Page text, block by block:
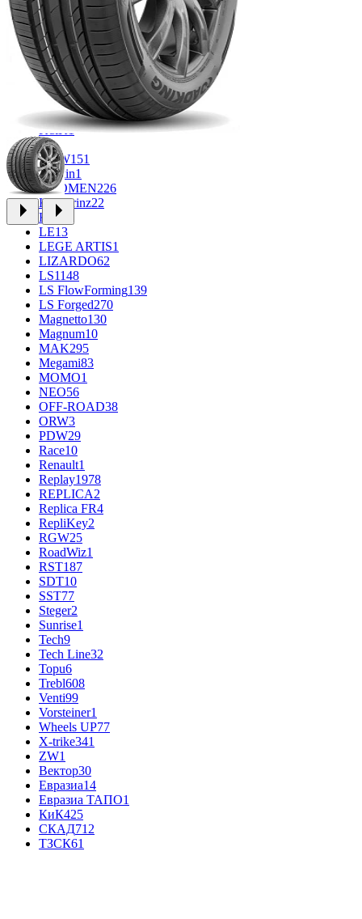
FF34
GR 71
Grizzly3
iFree1004
iFree Original
Ikon1
INFORGED1
IVR1
K&K1
K72
KDW151
Keskin1
KHOMEN226
Kronprinz22
KT23
LE13
LEGE ARTIS1
LIZARDO62
LS1148
LS FlowForming139
LS Forged270
Magnetto130
Magnum10
MAK295
Megami83
MOMO1
NEO56
OFF-ROAD38
ORW3
PDW29
Race10
Renault1
Replay1978
REPLICA2
Replica FR4
RepliKey2
RGW25
RoadWiz1
RST187
SDT10
SST77
Steger2
Sunrise1
Tech9
Tech Line32
Topu6
Trebl608
Venti99
Vorsteiner1
Wheels UP77
X-trike341
ZW1
Вектор30
Евразиа14
Евразиа ТАПО1
КиК425
СКАД712
ТЗСК61